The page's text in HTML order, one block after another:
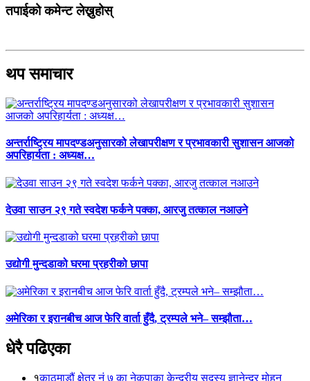
तपाईको कमेन्ट लेख्नुहोस्
थप समाचार
अन्तर्राष्ट्रिय मापदण्डअनुसारको लेखापरीक्षण र प्रभावकारी सुशासन आजको
अपरिहार्यता : अध्यक्ष…
देउवा साउन २९ गते स्वदेश फर्कने पक्का, आरजु तत्काल नआउने
उद्योगी मुन्दडाको घरमा प्रहरीको छापा
अमेरिका र इरानबीच आज फेरि वार्ता हुँदै, ट्रम्पले भने– सम्झौता…
धेरै पढिएका
१काठमाडौं क्षेत्र नं ७ का नेकपाका केन्द्रीय सदस्य ज्ञानेन्द्र मोहन